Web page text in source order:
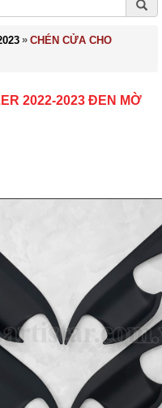
» CHÉN CỬA CHO
2022-2023 ĐEN MỜ